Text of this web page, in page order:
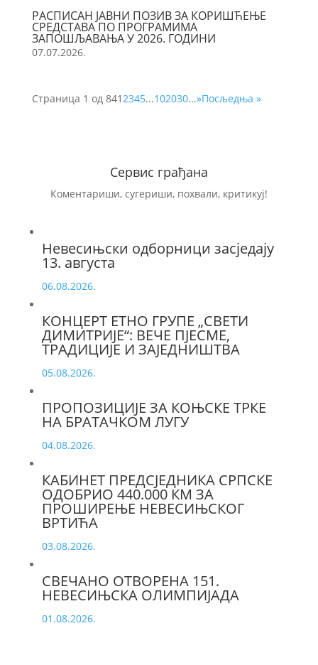
РАСПИСАН ЈАВНИ ПОЗИВ ЗА КОРИШЋЕЊЕ
СРЕДСТАВА ПО ПРОГРАМИМА
ЗАПОШЉАВАЊА У 2026. ГОДИНИ
07.07.2026.
Страница 1 од 8412345...102030...»Посљедња »
Сервис грађана
Коментариши, сугериши, похвали, критикуј!
Невесињски одборници засједају
13. августа
06.08.2026.
КОНЦЕРТ ЕТНО ГРУПЕ „СВЕТИ
ДИМИТРИЈЕ“: ВЕЧЕ ПЈЕСМЕ,
ТРАДИЦИЈЕ И ЗАЈЕДНИШТВА
05.08.2026.
ПРОПОЗИЦИЈЕ ЗА КОЊСКЕ ТРКЕ
НА БРАТАЧКОМ ЛУГУ
04.08.2026.
КАБИНЕТ ПРЕДСЈЕДНИКА СРПСКЕ
ОДОБРИО 440.000 КМ ЗА
ПРОШИРЕЊЕ НЕВЕСИЊСКОГ
ВРТИЋА
03.08.2026.
СВЕЧАНО ОТВОРЕНА 151.
НЕВЕСИЊСКА ОЛИМПИЈАДА
01.08.2026.